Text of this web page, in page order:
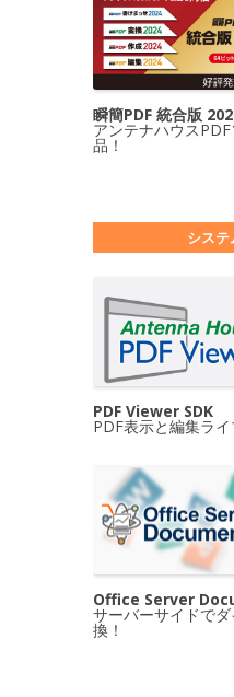
瞬簡PDF 統合版
アンテナハウス
品！
シス
PDF Viewer SDK
PDF表示と編集ライ
Office Server
サーバーサイドで
換！